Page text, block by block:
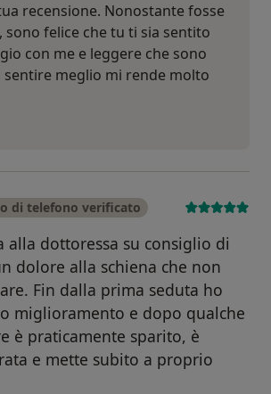
recensione. Nonostante fosse
sono felice che tu ti sia sentito
con me e leggere che sono
meglio mi rende molto
di telefono verificato
alla dottoressa su consiglio di
dolore alla schiena che non
Fin dalla prima seduta ho
miglioramento e dopo qualche
è praticamente sparito, è
e mette subito a proprio